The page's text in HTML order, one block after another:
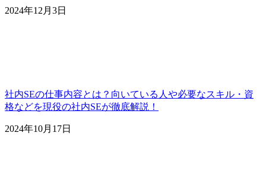
2024年12月3日
社内SEの仕事内容とは？向いている人や必要なスキル・資
格などを現役の社内SEが徹底解説！
2024年10月17日